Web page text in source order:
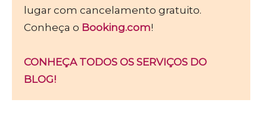
lugar com cancelamento gratuito.
Conheça o Booking.com!
CONHEÇA TODOS OS SERVIÇOS DO
BLOG!